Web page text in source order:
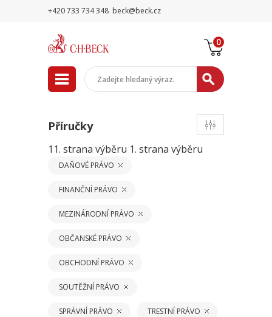
+420 733 734 348 beck@beck.cz
0
Příručky
11. strana výběru 1. strana výběru
DAŇOVÉ PRÁVO
FINANČNÍ PRÁVO
MEZINÁRODNÍ PRÁVO
OBČANSKÉ PRÁVO
OBCHODNÍ PRÁVO
SOUTĚŽNÍ PRÁVO
SPRÁVNÍ PRÁVO TRESTNÍ PRÁVO